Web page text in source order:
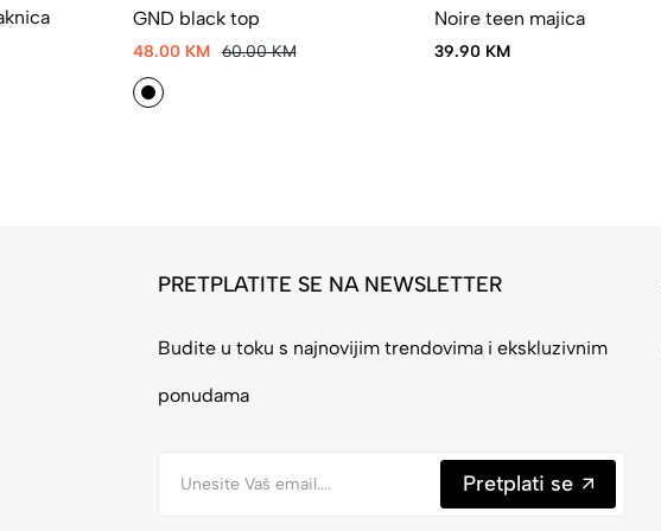
GND black top
48.00 KM 60.00 KM
Noire teen majica
39.90 KM
PRETPLATITE SE NA NEWSLETTER
Budite u toku s najnovijim trendovima i ekskluzivnim
ponudama
Pretplati se